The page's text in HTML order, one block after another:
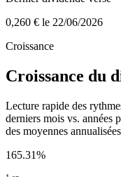
0,260 € le 22/06/2026
Croissance
Croissance du
Lecture rapide des
derniers mois vs. années
des moyennes
165.31%